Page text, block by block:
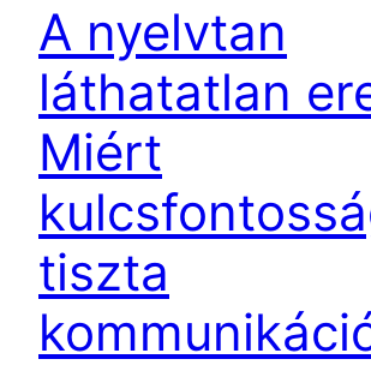
A nyelvtan
láthatatlan
Miért
tiszta